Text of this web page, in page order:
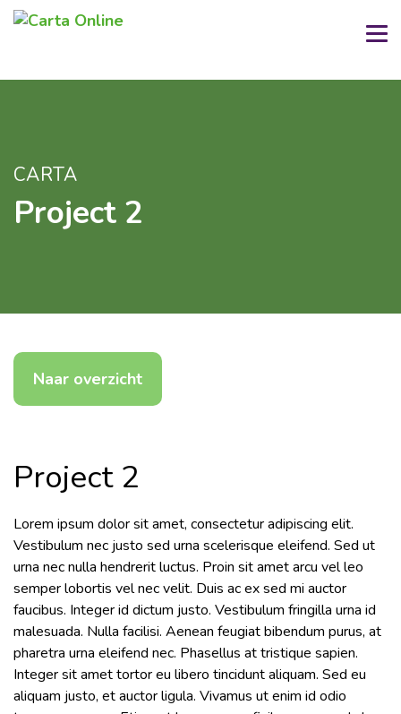
CARTA
Project 2
Naar overzicht
Project 2
Lorem ipsum dolor sit amet, consectetur adipiscing elit.
Vestibulum nec justo sed urna scelerisque eleifend. Sed ut
urna nec nulla hendrerit luctus. Proin sit amet arcu vel leo
semper lobortis vel nec velit. Duis ac ex sed mi auctor
faucibus. Integer id dictum justo. Vestibulum fringilla urna id
malesuada. Nulla facilisi. Aenean feugiat bibendum purus, at
pharetra urna eleifend nec. Phasellus at tristique sapien.
Integer sit amet tortor eu libero tincidunt aliquam. Sed eu
aliquam justo, et auctor ligula. Vivamus ut enim id odio